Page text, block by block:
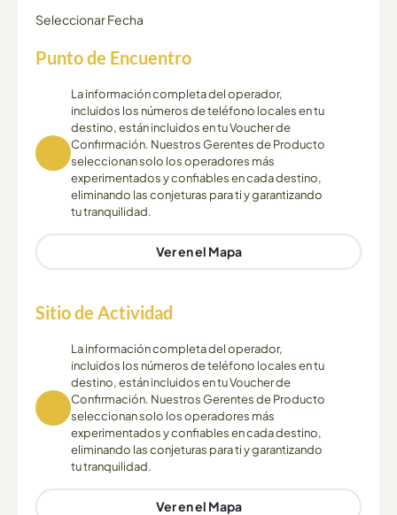
Seleccionar Fecha
Punto de Encuentro
La información completa del operador,
incluidos los números de teléfono locales en tu
destino, están incluidos en tu Voucher de
Confirmación. Nuestros Gerentes de Producto
seleccionan solo los operadores más
experimentados y confiables en cada destino,
eliminando las conjeturas para ti y garantizando
tu tranquilidad.
Ver en el Mapa
Sitio de Actividad
La información completa del operador,
incluidos los números de teléfono locales en tu
destino, están incluidos en tu Voucher de
Confirmación. Nuestros Gerentes de Producto
seleccionan solo los operadores más
experimentados y confiables en cada destino,
eliminando las conjeturas para ti y garantizando
tu tranquilidad.
Ver en el Mapa